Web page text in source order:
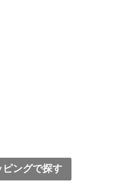
ングで探す